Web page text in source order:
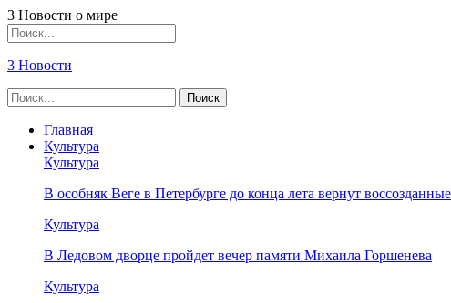
3 Новости о мире
3 Новости
Главная
Культура
Культура
В особняк Веге в Петербурге до конца лета вернут
Культура
В Ледовом дворце пройдет вечер памяти Михаила Горшенева
Культура